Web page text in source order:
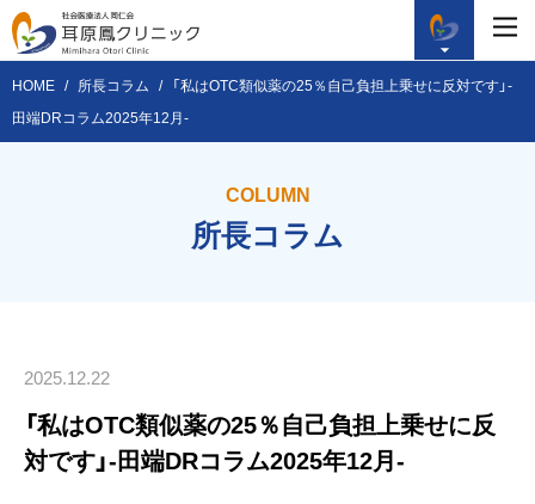
HOME 所長コラム
「私はOTC類似薬の25％自己負担上乗せに反対です」-
田端DRコラム2025年12月-
COLUMN
所長コラム
2025.12.22
「私はOTC類似薬の25％自己負担上乗せに反
対です」-田端DRコラム2025年12月-